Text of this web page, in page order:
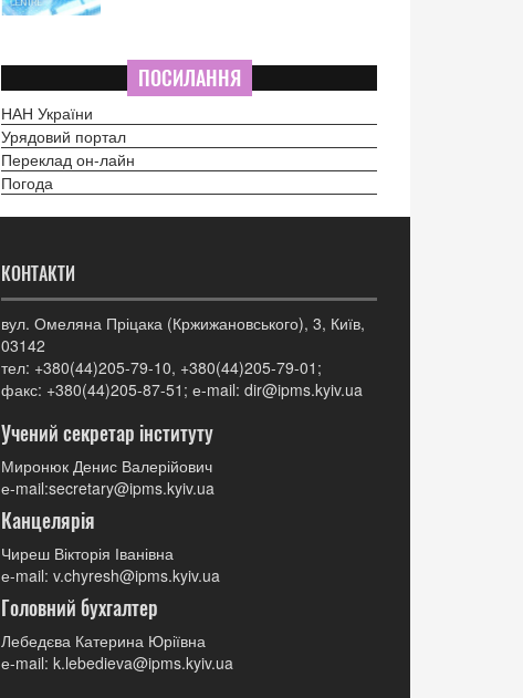
ПОСИЛАННЯ
НАН України
Урядовий портал
Переклад он-лайн
Погода
КОНТАКТИ
вул. Омеляна Пріцака (Кржижановського), 3, Київ,
03142
тел: +380(44)205-79-10, +380(44)205-79-01;
факс: +380(44)205-87-51; е-mail: dir@ipms.kyiv.ua
Учений секретар інституту
Миронюк Денис Валерійович
е-mail:secretary@ipms.kyiv.ua
Канцелярія
Чиреш Вікторія Іванівна
е-mail: v.chyresh@ipms.kyiv.ua
Головний бухгалтер
Лебедєва Катерина Юріївна
е-mail: k.lebedieva@ipms.kyiv.ua